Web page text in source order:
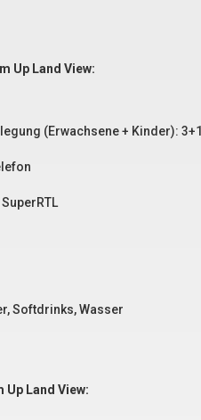
Up Land View:
(Erwachsene + Kinder): 3+1
SuperRTL
Softdrinks, Wasser
Up Land View: